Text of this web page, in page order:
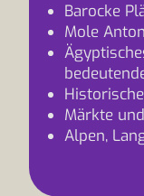
Barocke
Mole
Märkte
Alpen,